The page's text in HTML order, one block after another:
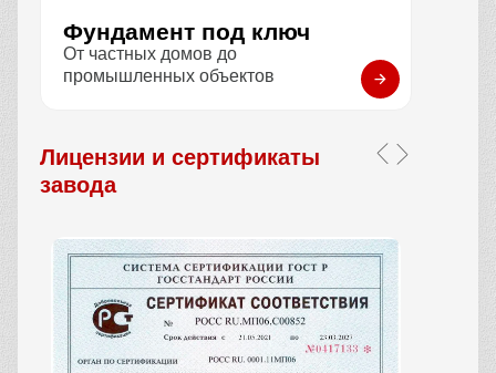
Фундамент под ключ
От частных домов до
промышленных объектов
Лицензии и сертификаты
завода